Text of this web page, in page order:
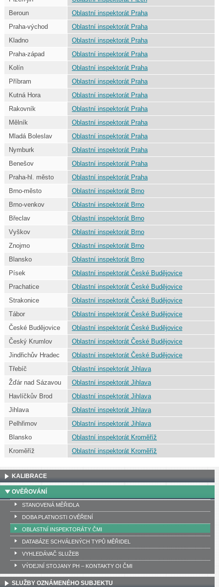
Beroun
Oblastní inspektorát Praha
Praha-východ
Oblastní inspektorát Praha
Kladno
Oblastní inspektorát Praha
Praha-západ
Oblastní inspektorát Praha
Kolín
Oblastní inspektorát Praha
Příbram
Oblastní inspektorát Praha
Kutná Hora
Oblastní inspektorát Praha
Rakovník
Oblastní inspektorát Praha
Mělník
Oblastní inspektorát Praha
Mladá Boleslav
Oblastní inspektorát Praha
Nymburk
Oblastní inspektorát Praha
Benešov
Oblastní inspektorát Praha
Praha-hl. město
Oblastní inspektorát Praha
Brno-město
Oblastní inspektorát Brno
Brno-venkov
Oblastní inspektorát Brno
Břeclav
Oblastní inspektorát Brno
Vyškov
Oblastní inspektorát Brno
Znojmo
Oblastní inspektorát Brno
Blansko
Oblastní inspektorát Brno
Písek
Oblastní inspektorát České Budějovice
Prachatice
Oblastní inspektorát České Budějovice
Strakonice
Oblastní inspektorát České Budějovice
Tábor
Oblastní inspektorát České Budějovice
České Budějovice
Oblastní inspektorát České Budějovice
Český Krumlov
Oblastní inspektorát České Budějovice
Jindřichův Hradec
Oblastní inspektorát České Budějovice
Třebíč
Oblastní inspektorát Jihlava
Žďár nad Sázavou
Oblastní inspektorát Jihlava
Havlíčkův Brod
Oblastní inspektorát Jihlava
Jihlava
Oblastní inspektorát Jihlava
Pelhřimov
Oblastní inspektorát Jihlava
Blansko
Oblastní inspektorát Kroměříž
Kroměříž
Oblastní inspektorát Kroměříž
KALIBRACE
OVĚŘOVÁNÍ
STANOVENÁ MĚŘIDLA
DOBA PLATNOSTI OVĚŘENÍ
OBLASTNÍ INSPEKTORÁTY ČMI
DATABÁZE SCHVÁLENÝCH TYPŮ MĚŘIDEL
VYHLEDÁVAČ SLUŽEB
VÝDEJNÍ STOJANY PH – KONTAKTY OI ČMI
SLUŽBY OZNÁMENÉHO SUBJEKTU